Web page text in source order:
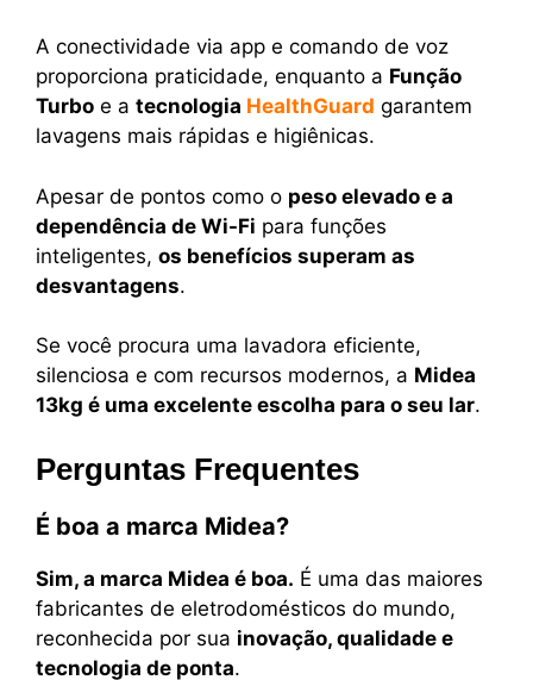
A conectividade via app e comando de voz
proporciona praticidade, enquanto a Função
Turbo e a tecnologia HealthGuard garantem
lavagens mais rápidas e higiênicas.
Apesar de pontos como o peso elevado e a
dependência de Wi-Fi para funções
inteligentes, os benefícios superam as
desvantagens.
Se você procura uma lavadora eficiente,
silenciosa e com recursos modernos, a Midea
13kg é uma excelente escolha para o seu lar.
Perguntas Frequentes
É boa a marca Midea?
Sim, a marca Midea é boa. É uma das maiores
fabricantes de eletrodomésticos do mundo,
reconhecida por sua inovação, qualidade e
tecnologia de ponta.